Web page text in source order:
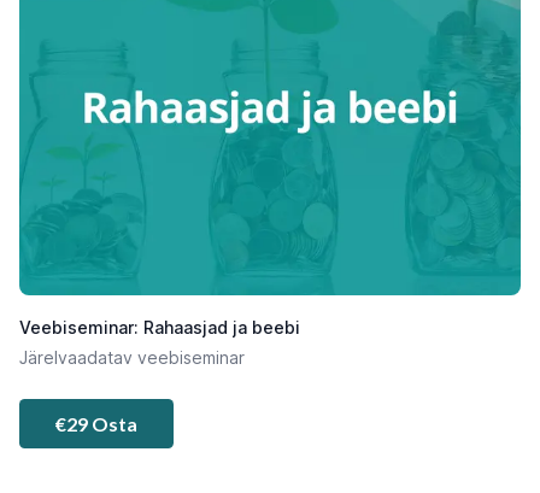
Veebiseminar: Rahaasjad ja beebi
Järelvaadatav veebiseminar
€29 Osta